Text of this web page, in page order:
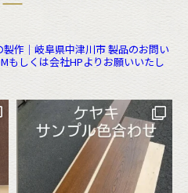
作｜岐阜県中津川市製品のお問い
もしくは会社HPよりお願いいたし